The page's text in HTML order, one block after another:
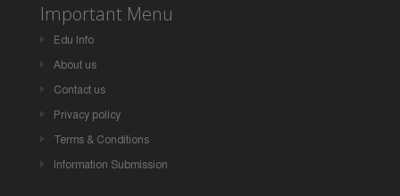
Important Menu
Edu Info
About us
Contact us
Privacy policy
Terms & Conditions
Information Submission